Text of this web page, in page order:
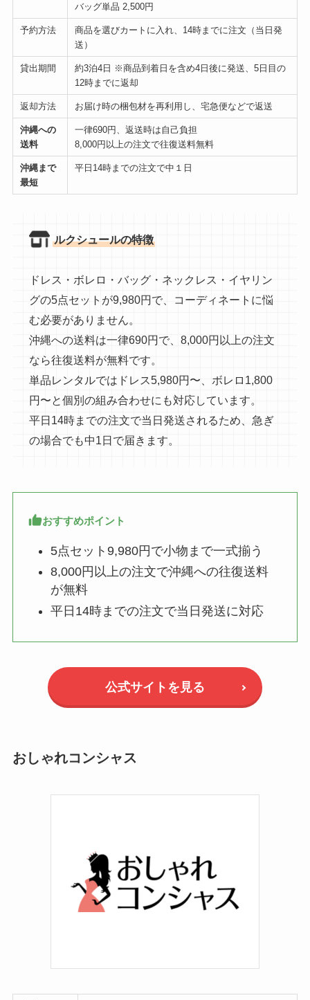
バッグ単品 2,500円
予約方法
商品を選びカートに入れ、14時までに注文（当日発
送）
貸出期間
約3泊4日 ※商品到着日を含め4日後に発送、5日目の
12時までに返却
返却方法 お届け時の梱包材を再利用し、宅急便などで返送
沖縄への
送料
一律690円、返送時は自己負担
8,000円以上の注文で往復送料無料
沖縄まで
最短
平日14時までの注文で中１日
ルクシュールの特徴
ドレス・ボレロ・バッグ・ネックレス・イヤリン
グの5点セットが9,980円で、コーディネートに悩
む必要がありません。
沖縄への送料は一律690円で、8,000円以上の注文
なら往復送料が無料です。
単品レンタルではドレス5,980円〜、ボレロ1,800
円〜と個別の組み合わせにも対応しています。
平日14時までの注文で当日発送されるため、急ぎ
の場合でも中1日で届きます。
おすすめポイント
5点セット9,980円で小物まで一式揃う
8,000円以上の注文で沖縄への往復送料
が無料
平日14時までの注文で当日発送に対応
公式サイトを見る
おしゃれコンシャス